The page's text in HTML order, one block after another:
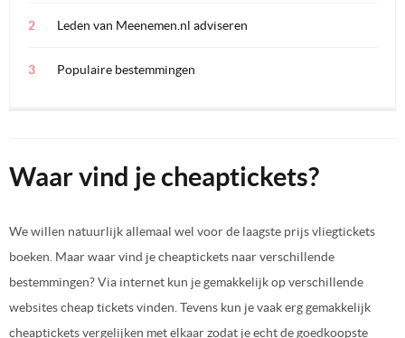
Leden van Meenemen.nl adviseren
Populaire bestemmingen
Waar vind je cheaptickets?
We willen natuurlijk allemaal wel voor de laagste prijs vliegtickets
boeken. Maar waar vind je cheaptickets naar verschillende
bestemmingen? Via internet kun je gemakkelijk op verschillende
websites cheap tickets vinden. Tevens kun je vaak erg gemakkelijk
cheaptickets vergelijken met elkaar zodat je echt de goedkoopste